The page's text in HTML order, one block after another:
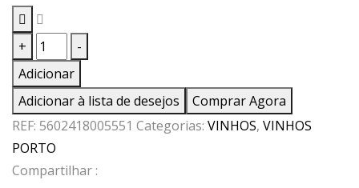
+
Quantidade
de
VINHO
PORTO
CROFT
VINTAGE
2017
-
Adicionar
Adicionar à lista de desejos
Comprar Agora
REF: 5602418005551 Categorias: VINHOS, VINHOS
PORTO
Compartilhar :